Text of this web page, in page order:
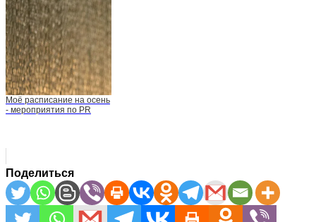
Моё расписание на осень
- мероприятия по PR
Поделиться